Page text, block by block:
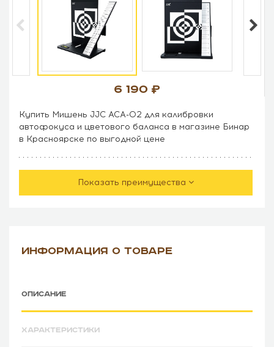
6 190
Купить Мишень JJC ACA-02 для калибровки
автофокуса и цветового баланса в магазине Бинар
в Красноярске по выгодной цене
Показать преимущества
ИНФОРМАЦИЯ О ТОВАРЕ
ОПИСАНИЕ
ХАРАКТЕРИСТИКИ